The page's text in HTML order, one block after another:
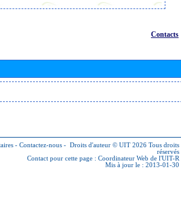
Contacts
- Contactez-nous - Droits d'auteur © UIT 2026 Tous droits
réservés
Contact pour cette page : Coordinateur Web de l'UIT-R
Mis à jour le : 2013-01-30